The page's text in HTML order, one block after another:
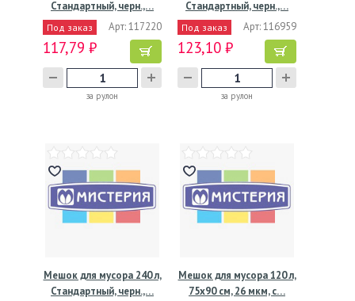
Стандартный, черн.,…
Под заказ Арт: 117220
117,79 ₽
за рулон
Стандартный, черн.,…
Под заказ Арт: 116959
123,10 ₽
за рулон
Мешок для мусора 240 л,
Стандартный, черн.,…
Мешок для мусора 120 л,
75х90 см, 26 мкм, с…